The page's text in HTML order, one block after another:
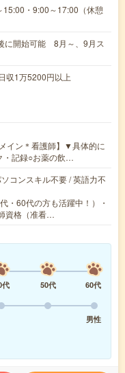
・9:00～17:00（休憩
に開始可能 8月～、9月ス
1万5200円以上
イン＊看護師】▼具体的に
・記録○お薬の飲…
コンスキル不要 / 英語力不
60代の方も活躍中！）・
資格（准看…
代 50代
60代
男性